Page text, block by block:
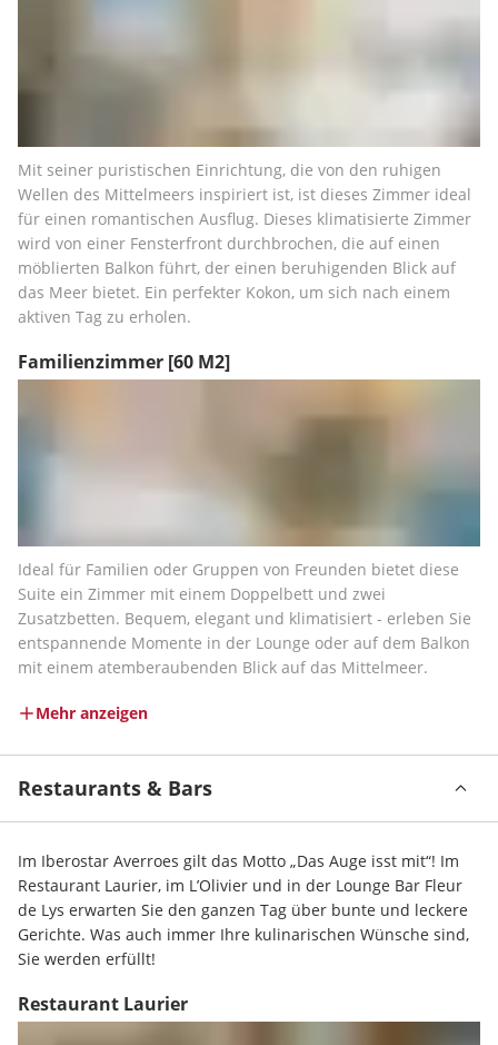
Mit seiner puristischen Einrichtung, die von den ruhigen
Wellen des Mittelmeers inspiriert ist, ist dieses Zimmer ideal
für einen romantischen Ausflug. Dieses klimatisierte Zimmer
wird von einer Fensterfront durchbrochen, die auf einen
möblierten Balkon führt, der einen beruhigenden Blick auf
das Meer bietet. Ein perfekter Kokon, um sich nach einem
aktiven Tag zu erholen.
Familienzimmer [60 M2]
Ideal für Familien oder Gruppen von Freunden bietet diese
Suite ein Zimmer mit einem Doppelbett und zwei
Zusatzbetten. Bequem, elegant und klimatisiert - erleben Sie
entspannende Momente in der Lounge oder auf dem Balkon
mit einem atemberaubenden Blick auf das Mittelmeer.
Mehr anzeigen
Restaurants & Bars
Im Iberostar Averroes gilt das Motto „Das Auge isst mit“! Im
Restaurant Laurier, im L’Olivier und in der Lounge Bar Fleur
de Lys erwarten Sie den ganzen Tag über bunte und leckere
Gerichte. Was auch immer Ihre kulinarischen Wünsche sind,
Sie werden erfüllt!
Restaurant Laurier